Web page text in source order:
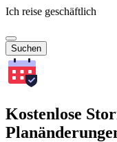
Ich reise geschäftlich
Suchen
Kostenlose